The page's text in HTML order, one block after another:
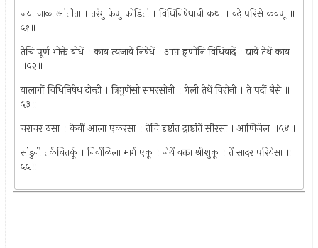
जया जाळा आंतौता । तरंगु फेणु फोडितां । विधिनिषेधाची कथा । वदे परिसे कवणू ॥
५१॥
तेचि पूर्ण भोक्ते बोधें । काय त्यजावें निषेधें । आप्त ह्नणोनि विधिवादें । द्यावें तेथें काय
॥५२॥
यालागीं विधिनिषेध दोन्ही । त्रिगुणेंसी समरसोनी । गेली तेथें विरोनी । ते पदीं बैसे ॥
५३॥
चराचर ठसा । केवीं आला एकरसा । तेचि दृष्टांत द्राष्टांतें सौरसा । आणिजेल ॥५४॥
सांडुनी तर्कवितर्कू । निर्वाळिला मार्ग एकू । जेथें वक्ता श्रीशुकू । तें सादर परियेसा ॥
५५॥